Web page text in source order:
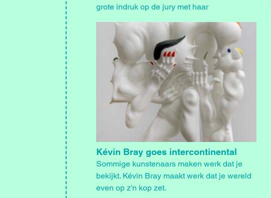
grote indruk op de jury met haar
Afbeelding
Kévin Bray goes intercontinental
Sommige kunstenaars maken werk dat je
bekijkt. Kévin Bray maakt werk dat je wereld
even op z'n kop zet.